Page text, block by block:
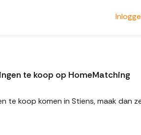
te koop op HomeMatching
te koop komen in Stiens, maak dan